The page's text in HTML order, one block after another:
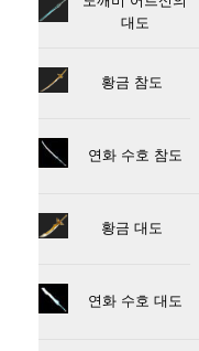
대도
황금 참도
연화 수호 참도
황금 대도
연화 수호 대도